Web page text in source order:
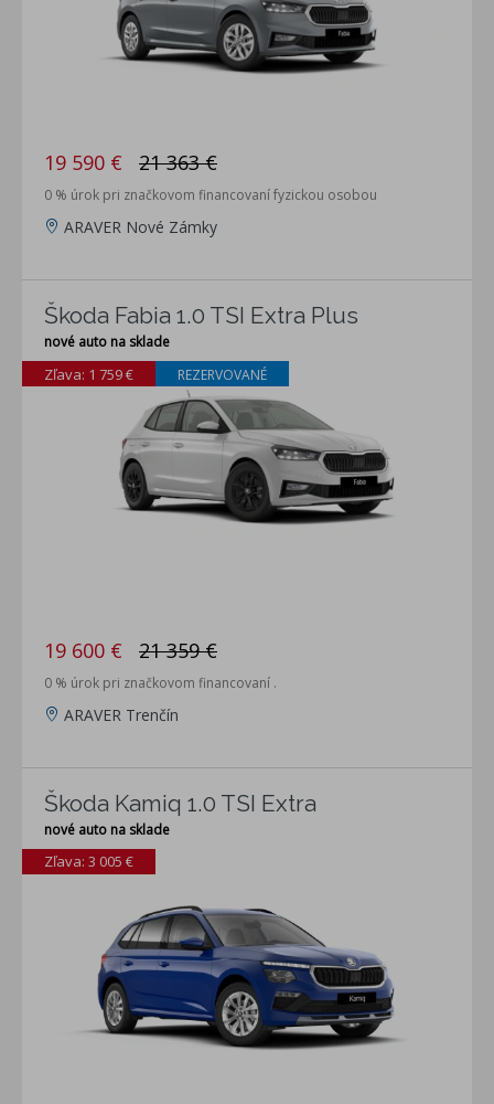
19 590 € 21 363 €
0 % úrok pri značkovom financovaní fyzickou osobou
ARAVER Nové Zámky
Škoda Fabia 1.0 TSI Extra Plus
nové auto na sklade
Zľava: 1 759 € REZERVOVANÉ
19 600 € 21 359 €
0 % úrok pri značkovom financovaní .
ARAVER Trenčín
Škoda Kamiq 1.0 TSI Extra
nové auto na sklade
Zľava: 3 005 €